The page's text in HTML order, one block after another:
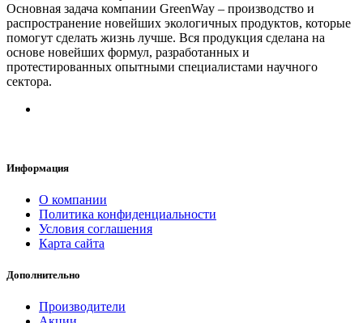
Основная задача компании GreenWay – производство и
распространение новейших экологичных продуктов, которые
помогут сделать жизнь лучше. Вся продукция сделана на
основе новейших формул, разработанных и
протестированных опытными специалистами научного
сектора.
Информация
О компании
Политика конфиденциальности
Условия соглашения
Карта сайта
Дополнительно
Производители